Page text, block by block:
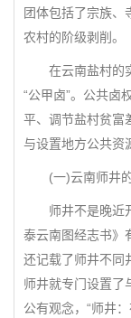
团体包括了宗族、
农村的阶级剥削。
在云南盐村的实
“公甲卤”。公共卤
平、调节盐村贫富
与设置地方公共资
(一)云南师井的
师井不是晚近开
泰云南图经志书》
还记载了师井不同
师井就专门设置了
公有观念，“师井